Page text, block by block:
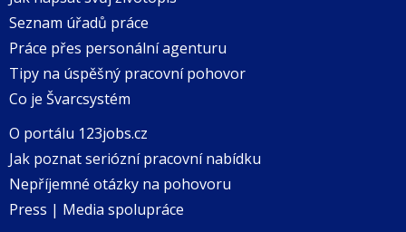
Seznam úřadů práce
Práce přes personální agenturu
Tipy na úspěšný pracovní pohovor
Co je Švarcsystém
O portálu 123jobs.cz
Jak poznat seriózní pracovní nabídku
Nepříjemné otázky na pohovoru
Press | Media spolupráce